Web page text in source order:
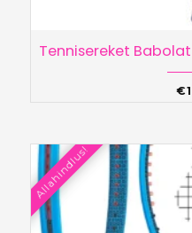
Tennisereket
€
Allahindlus!